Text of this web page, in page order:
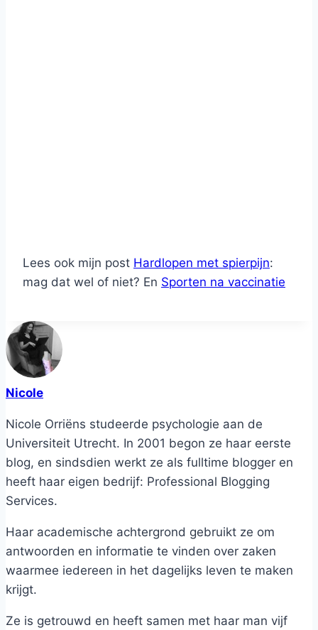
Lees ook mijn post Hardlopen met spierpijn:
mag dat wel of niet? En Sporten na vaccinatie
Nicole
Nicole Orriëns studeerde psychologie aan de
Universiteit Utrecht. In 2001 begon ze haar eerste
blog, en sindsdien werkt ze als fulltime blogger en
heeft haar eigen bedrijf: Professional Blogging
Services.
Haar academische achtergrond gebruikt ze om
antwoorden en informatie te vinden over zaken
waarmee iedereen in het dagelijks leven te maken
krijgt.
Ze is getrouwd en heeft samen met haar man vijf